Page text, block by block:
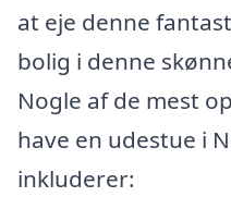
at eje denne
bolig i denne
Nogle af de mest
have en udestue i
inkluderer: